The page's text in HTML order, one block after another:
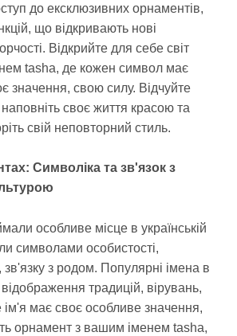
до ексклюзивних орнаментів,
що відкривають нові
Відкрийте для себе світ
tasha, де кожен символ має
значення, свою силу. Відчуйте
наповніть своє життя красою та
свій неповторний стиль.
Символіка та зв'язок з
особливе місце в українській
символами особистості,
зв'язку з родом. Популярні імена в
традицій, вірувань,
ім'я має своє особливе значення,
орнамент з вашим іменем tasha,